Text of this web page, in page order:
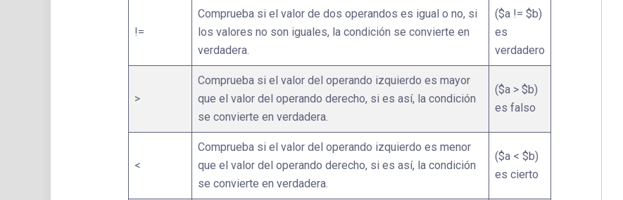
!=
Comprueba si el valor de dos operandos es igual o no, si
los valores no son iguales, la condición se convierte en
verdadera.
($a != $b)
es
verdadero
>
Comprueba si el valor del operando izquierdo es mayor
que el valor del operando derecho, si es así, la condición
se convierte en verdadera.
($a > $b)
es falso
<
Comprueba si el valor del operando izquierdo es menor
que el valor del operando derecho, si es así, la condición
se convierte en verdadera.
($a < $b)
es cierto